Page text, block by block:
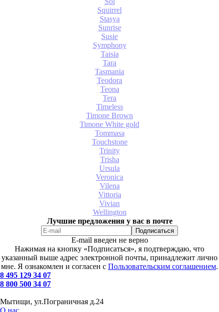
Squirrel
Stasya
Sunrise
Susie
Symphony
Taisia
Tara
Tasmania
Teodora
Teona
Tera
Timeless
Timone Brown
Timone White gold
Tommasa
Touchstone
Trinity
Trisha
Ursula
Veronica
Vilena
Vittoria
Vivian
Wellington
Лучшие предложения у вас в почте
E-mail введен не верно
Нажимая на кнопку «Подписаться», я подтверждаю, что
указанный выше адрес электронной почты, принадлежит лично
мне. Я ознакомлен и согласен с Пользовательским соглашением.
8 495 129 34 07
8 800 500 34 07
Мытищи, ул.Пограничная д.24
О нас